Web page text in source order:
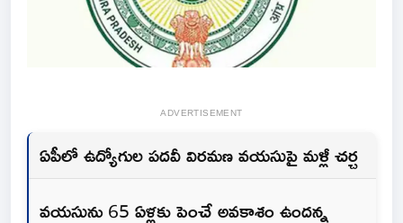
ADVERTISEMENT
ఏపీలో ఉద్యోగుల పదవీ విరమణ వయసుపై మళ్లీ చర్చ
వయసును 65 ఏళ్లకు పెంచే అవకాశం ఉందన్న